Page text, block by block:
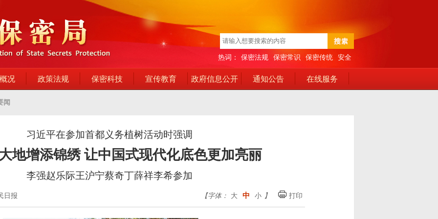
热词： 保密法规 保密常识 保密传统 安全
况 政策法规 保密科技 宣传教育 政府信息公开 通知公告 在线服务
闻
习近平在参加首都义务植树活动时强调
地增添锦绣 让中国式现代化底色更加亮丽
李强赵乐际王沪宁蔡奇丁薛祥李希参加
日报 【字体： 大 中 小 】 打印